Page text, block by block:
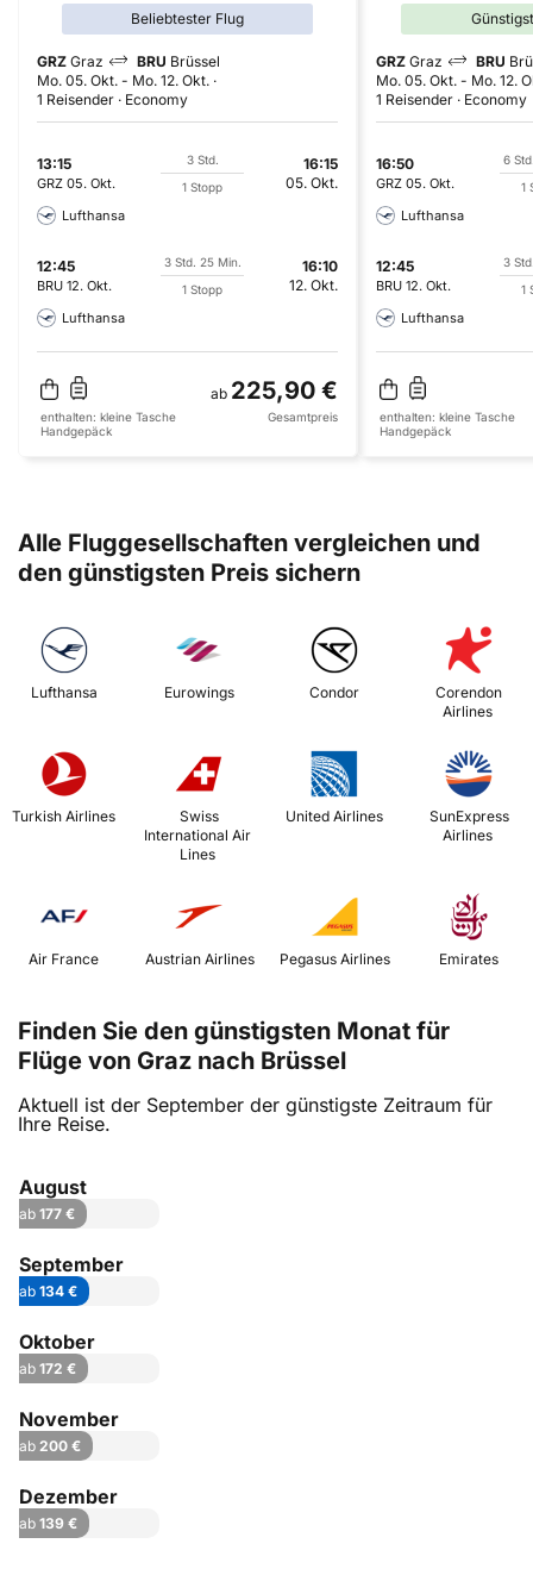
Beliebtester Flug
GRZ Graz BRU Brüssel
Mo. 05. Okt. - Mo. 12. Okt.
1 Reisender
Economy
13:15
GRZ 05. Okt.
3 Std.
1 Stopp
16:15
05. Okt.
Lufthansa
12:45
BRU 12. Okt.
3 Std. 25 Min.
1 Stopp
16:10
12. Okt.
Lufthansa
ab 225,90 €
enthalten: kleine Tasche
Handgepäck
Gesamtpreis
GRZ Graz BRU
Mo. 05. Okt. - Mo. 12.
1 Reisender
Economy
16:50
GRZ 05. Okt.
6
1
Lufthansa
12:45
BRU 12. Okt.
3
1
Lufthansa
enthalten: kleine Tasche
Handgepäck
Alle Fluggesellschaften vergleichen und
den günstigsten Preis sichern
Lufthansa Eurowings Condor
Corendon
Airlines
Turkish Airlines
International Air
Lines
United Airlines
Airlines
Air France Austrian Airlines Emirates
Finden Sie den günstigsten Monat für
Flüge von Graz nach Brüssel
Aktuell ist der September der günstigste Zeitraum für
Ihre Reise.
August
ab 177 €
September
ab 134 €
Oktober
ab 172 €
November
ab 200 €
Dezember
ab 139 €